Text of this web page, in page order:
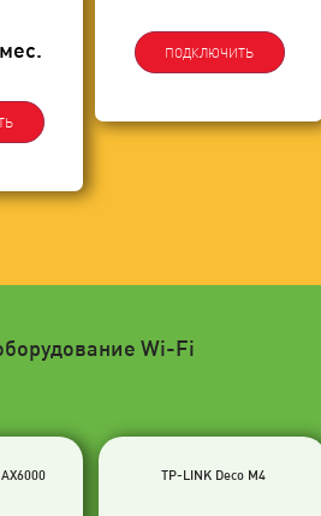
ПОДКЛЮЧИТЬ
Wi-Fi
TP-LINK Deco M4